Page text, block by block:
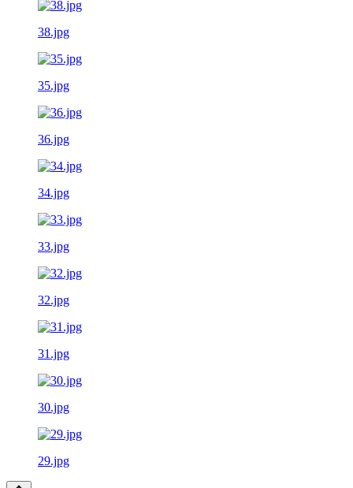
38.jpg
35.jpg
36.jpg
34.jpg
33.jpg
32.jpg
31.jpg
30.jpg
29.jpg